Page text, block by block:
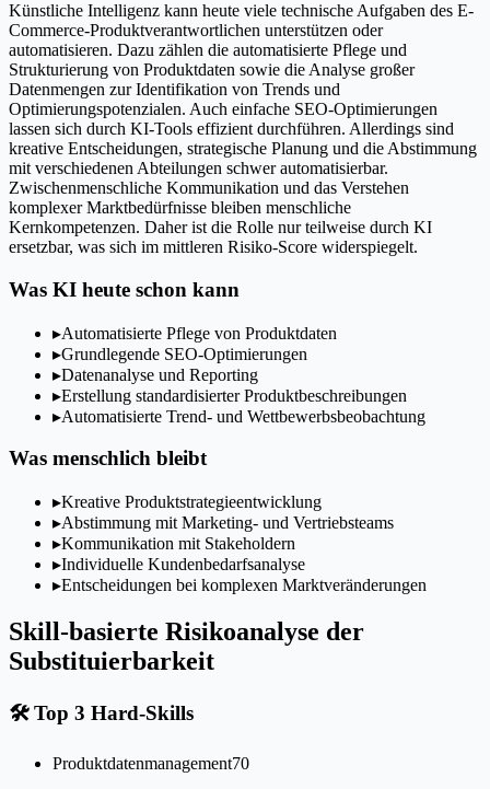
Künstliche Intelligenz kann heute viele technische Aufgaben des E-
Commerce-Produktverantwortlichen unterstützen oder
automatisieren. Dazu zählen die automatisierte Pflege und
Strukturierung von Produktdaten sowie die Analyse großer
Datenmengen zur Identifikation von Trends und
Optimierungspotenzialen. Auch einfache SEO-Optimierungen
lassen sich durch KI-Tools effizient durchführen. Allerdings sind
kreative Entscheidungen, strategische Planung und die Abstimmung
mit verschiedenen Abteilungen schwer automatisierbar.
Zwischenmenschliche Kommunikation und das Verstehen
komplexer Marktbedürfnisse bleiben menschliche
Kernkompetenzen. Daher ist die Rolle nur teilweise durch KI
ersetzbar, was sich im mittleren Risiko-Score widerspiegelt.
Was KI heute schon kann
▸Automatisierte Pflege von Produktdaten
▸Grundlegende SEO-Optimierungen
▸Datenanalyse und Reporting
▸Erstellung standardisierter Produktbeschreibungen
▸Automatisierte Trend- und Wettbewerbsbeobachtung
Was menschlich bleibt
▸Kreative Produktstrategieentwicklung
▸Abstimmung mit Marketing- und Vertriebsteams
▸Kommunikation mit Stakeholdern
▸Individuelle Kundenbedarfsanalyse
▸Entscheidungen bei komplexen Marktveränderungen
Skill-basierte Risikoanalyse der
Substituierbarkeit
🛠Top 3 Hard-Skills
Produktdatenmanagement70